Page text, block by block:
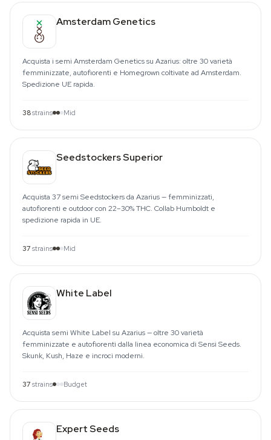
Amsterdam Genetics
Acquista i semi Amsterdam Genetics su Azarius: oltre 30 varietà
femminizzate, autofiorenti e Homegrown coltivate ad Amsterdam.
Spedizione UE rapida.
38strains Mid
Seedstockers Superior
Acquista 37 semi Seedstockers da Azarius — femminizzati,
autofiorenti e outdoor con 22–30% THC. Collab Humboldt e
spedizione rapida in UE.
37 strains Mid
White Label
Acquista semi White Label su Azarius — oltre 30 varietà
femminizzate e autofiorenti dalla linea economica di Sensi Seeds.
Skunk, Kush, Haze e incroci moderni.
37 strains Budget
Expert Seeds